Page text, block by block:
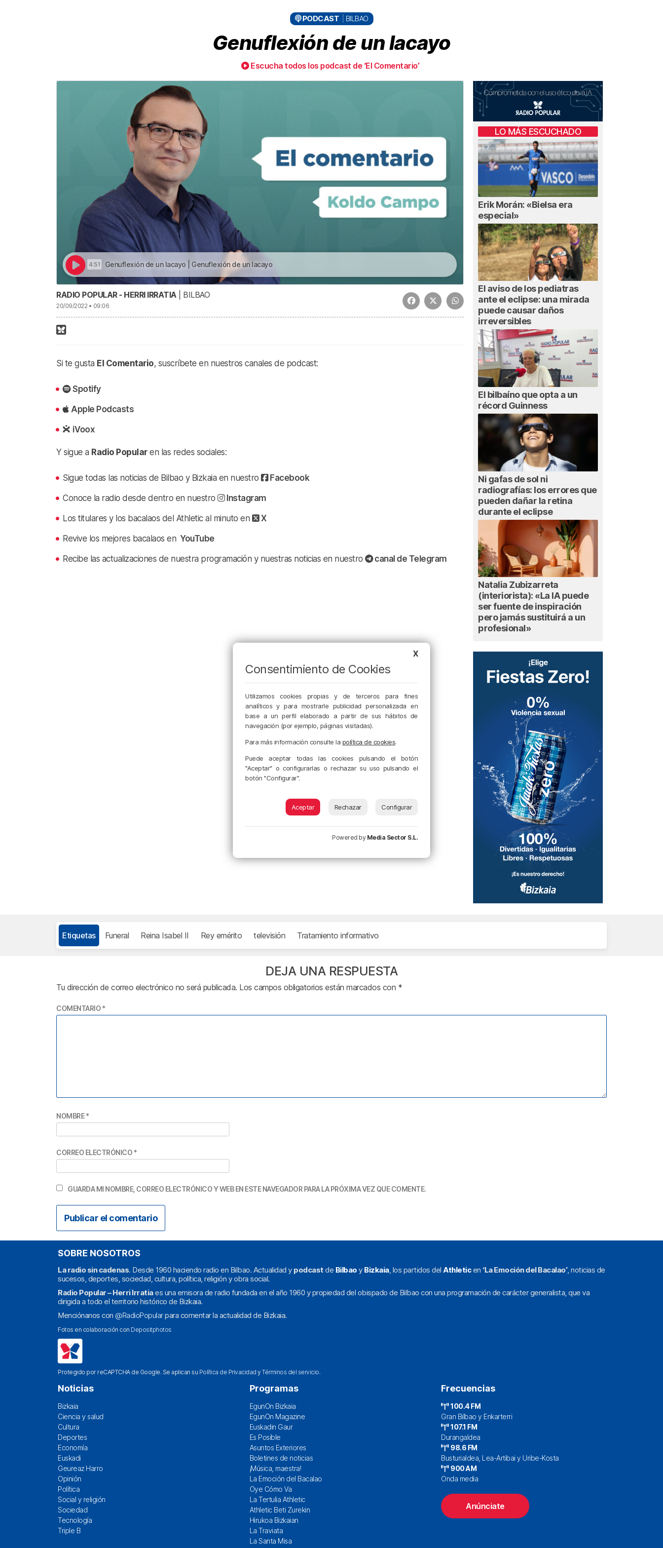
PODCAST BILBAO
Genuflexión de un lacayo
Escucha todos los podcast de ‘El Comentario’
4:51 Genuflexión de un lacayo | Genuflexión de un lacayo
RADIO POPULAR - HERRI IRRATIA | BILBAO
20/09/2022 • 09:06
Si te gusta El Comentario, suscríbete en nuestros canales de podcast:
Spotify
Apple Podcasts
iVoox
Y sigue a Radio Popularen las redes sociales:
Sigue todas las noticias de Bilbao y Bizkaia en nuestro Facebook
Conoce la radio desde dentro en nuestro Instagram
Los titulares y los bacalaos del Athletic al minuto en X
Revive los mejores bacalaos en YouTube
Recibe las actualizaciones de nuestra programación y nuestras noticias en nuestro canal de Telegram
LO MÁS ESCUCHADO
Erik Morán: «Bielsa era
especial»
El aviso de los pediatras
ante el eclipse: una mirada
puede causar daños
irreversibles
El bilbaíno que opta a un
récord Guinness
Ni gafas de sol ni
radiografías: los errores que
pueden dañar la retina
durante el eclipse
Natalia Zubizarreta
(interiorista): «La IA puede
ser fuente de inspiración
pero jamás sustituirá a un
profesional»
Etiquetas Funeral Reina Isabel II Rey emérito televisión Tratamiento informativo
DEJA UNA RESPUESTA
Tu dirección de correo electrónico no será publicada. Los campos obligatorios están marcados con *
COMENTARIO *
NOMBRE*
CORREO ELECTRÓNICO *
GUARDA MI NOMBRE, CORREO ELECTRÓNICO Y WEB EN ESTE NAVEGADOR PARA LA PRÓXIMA VEZ QUE COMENTE.
SOBRE NOSOTROS
La radio sin cadenas. Desde 1960 haciendo radio en Bilbao. Actualidad y podcast de Bilbao y Bizkaia, los partidos del Athleticen ‘La Emoción del Bacalao’, noticias de
sucesos, deportes, sociedad, cultura, política, religión y obra social.
Radio Popular – Herri Irratiaes una emisora de radio fundada en el año 1960 y propiedad del obispado de Bilbao con una programación de carácter generalista, que va
dirigida a todo el territorio histórico de Bizkaia.
Menciónanos con @RadioPopularpara comentar la actualidad de Bizkaia.
Fotos en colaboración con Depositphotos
Protegido por reCAPTCHA de Google. Se aplican su Política de Privacidad yTérminos del servicio.
Noticias
Bizkaia
Ciencia y salud
Cultura
Deportes
Economía
Euskadi
Geureaz Harro
Opinión
Política
Social y religión
Sociedad
Tecnología
Triple B
Programas
EgunOn Bizkaia
EgunOn Magazine
Euskadin Gaur
Es Posible
Asuntos Exteriores
Boletines de noticias
¡Música, maestra!
La Emoción del Bacalao
Oye Cómo Va
La Tertulia Athletic
Athletic Beti Zurekin
Hirukoa Bizkaian
La Traviata
La Santa Misa
Frecuencias
100.4 FM
Gran Bilbao y Enkarterri
107.1 FM
Durangaldea
98.6 FM
Busturialdea, Lea-Artibai y Uribe-Kosta
900 AM
Onda media
Anúnciate
X
Consentimiento de Cookies
Utilizamos cookies propias y de terceros para fines
analíticos y para mostrarle publicidad personalizada en
base a un perfil elaborado a partir de sus hábitos de
navegación (por ejemplo, páginas visitadas).
Para más información consulte la política de cookies.
Puede aceptar todas las cookies pulsando el botón
"Aceptar" o configurarlas o rechazar su uso pulsando el
botón "Configurar".
Aceptar Rechazar Configurar
Powered by Media Sector S.L.